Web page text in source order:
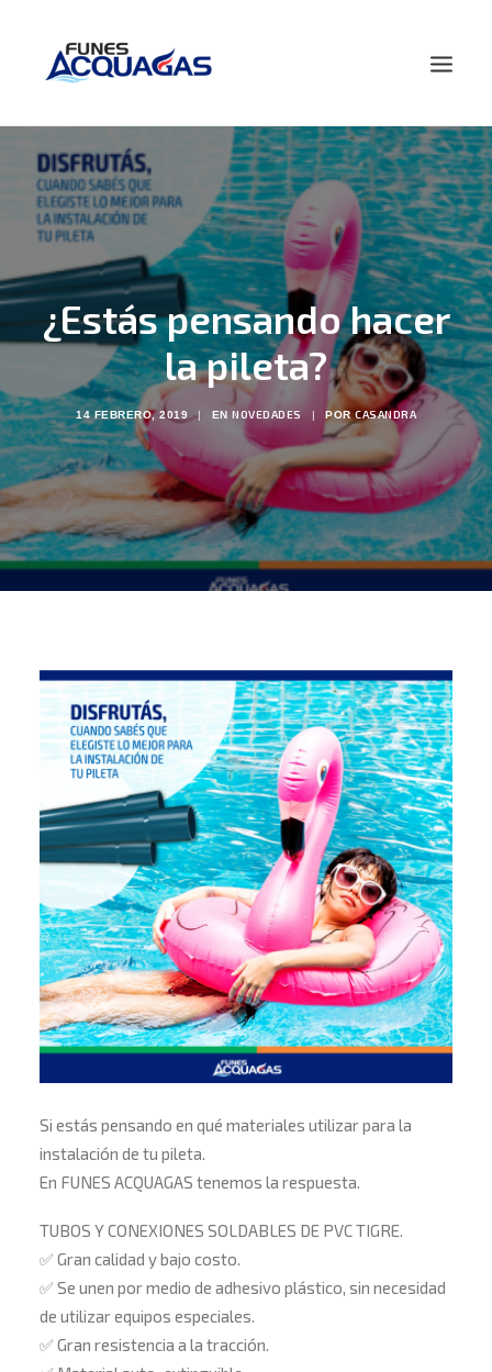
HOME
NOSOTROS
PRODUCTOS
NOVEDADES
CONTACTO
BUSCAR
¿Estás pensando hacer
la pileta?
14 FEBRERO, 2019 | EN NOVEDADES | POR CASANDRA
Si estás pensando en qué materiales utilizar para la
instalación de tu pileta.
En FUNES ACQUAGAS tenemos la respuesta.
TUBOS Y CONEXIONES SOLDABLES DE PVC TIGRE.
✅Gran calidad y bajo costo.
✅Se unen por medio de adhesivo plástico, sin necesidad
de utilizar equipos especiales.
✅Gran resistencia a la tracción.